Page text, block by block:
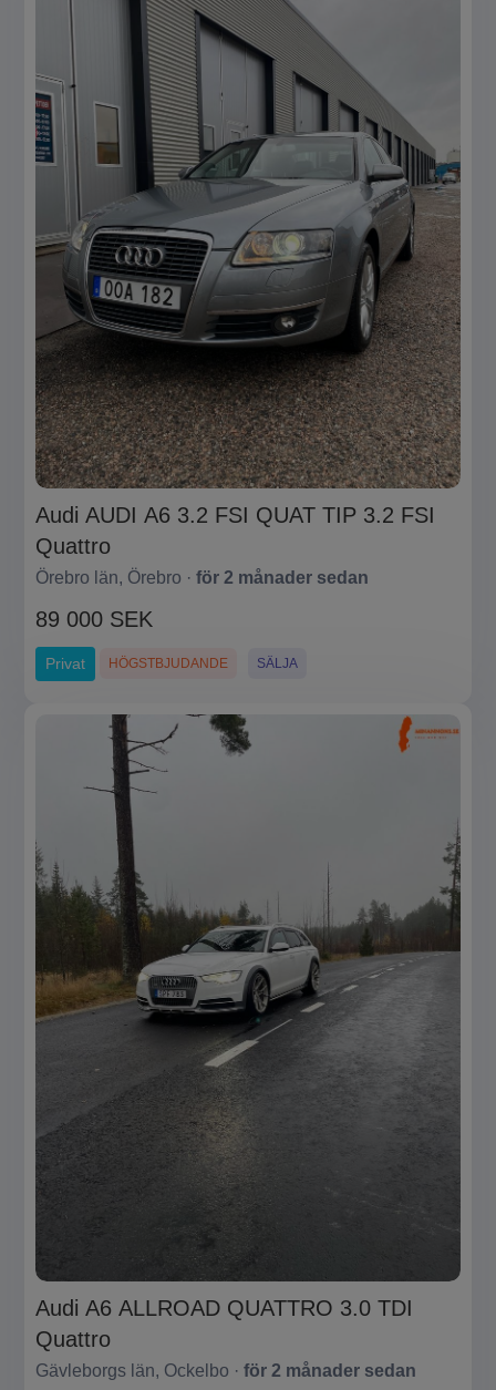
Audi AUDI A6 3.2 FSI QUAT TIP 3.2 FSI
Quattro
Örebro län, Örebro · för 2 månader sedan
89 000 SEK
Privat HÖGSTBJUDANDE SÄLJA
Audi A6 ALLROAD QUATTRO 3.0 TDI
Quattro
Gävleborgs län, Ockelbo · för 2 månader sedan